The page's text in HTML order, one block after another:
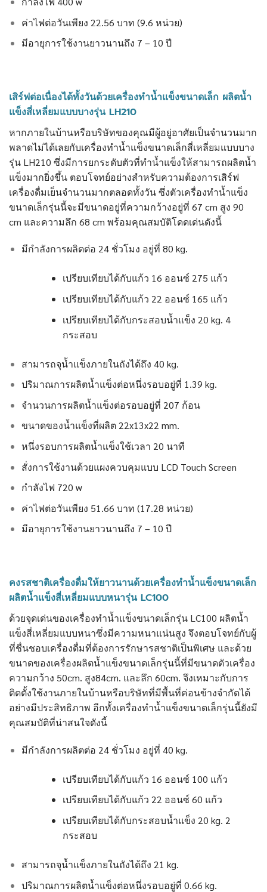
ค่าไฟต่อวันเพียง 22.56 บาท (9.6 หน่วย)
มีอายุการใช้งานยาวนานถึง 7 – 10 ปี
เสิร์ฟต่อเนื่องได้ทั้งวันด้วยเครื่องทำน้ำแข็งขนาดเล็ก ผลิตน้ำ
แข็งสี่เหลี่ยมแบบบางรุ่น LH210
หากภายในบ้านหรือบริษัทของคุณมีผู้อยู่อาศัยเป็นจำนวนมาก
พลาดไม่ได้เลยกับเครื่องทำน้ำแข็งขนาดเล็กสี่เหลี่ยมแบบบาง
รุ่น LH210 ซึ่งมีการยกระดับตัวที่ทำน้ำแข็งให้สามารถผลิตน้ำ
แข็งมากยิ่งขึ้น ตอบโจทย์อย่างสำหรับความต้องการเสิร์ฟ
เครื่องดื่มเย็นจำนวนมากตลอดทั้งวัน ซึ่งตัวเครื่องทำน้ำแข็ง
ขนาดเล็กรุ่นนี้จะมีขนาดอยู่ที่ความกว้างอยู่ที่ 67 cm สูง 90
cm และความลึก 68 cm พร้อมคุณสมบัติโดดเด่นดังนี้
มีกำลังการผลิตต่อ 24 ชั่วโมง อยู่ที่ 80 kg.
เปรียบเทียบได้กับแก้ว 16 ออนซ์ 275 แก้ว
เปรียบเทียบได้กับแก้ว 22 ออนซ์ 165 แก้ว
เปรียบเทียบได้กับกระสอบน้ำแข็ง 20 kg. 4
กระสอบ
สามารถจุน้ำแข็งภายในถังได้ถึง 40 kg.
ปริมาณการผลิตน้ำแข็งต่อหนึ่งรอบอยู่ที่ 1.39 kg.
จำนวนการผลิตน้ำแข็งต่อรอบอยู่ที่ 207 ก้อน
ขนาดของน้ำแข็งที่ผลิต 22x13x22 mm.
หนึ่งรอบการผลิตน้ำแข็งใช้เวลา 20 นาที
สั่งการใช้งานด้วยแผงควบคุมแบบ LCD Touch Screen
กำลังไฟ 720 w
ค่าไฟต่อวันเพียง 51.66 บาท (17.28 หน่วย)
มีอายุการใช้งานยาวนานถึง 7 – 10 ปี
คงรสชาติเครื่องดื่มให้ยาวนานด้วยเครื่องทำน้ำแข็งขนาดเล็ก
ผลิตน้ำแข็งสี่เหลี่ยมแบบหนารุ่น LC100
ด้วยจุดเด่นของเครื่องทำน้ำแข็งขนาดเล็กรุ่น LC100 ผลิตน้ำ
แข็งสี่เหลี่ยมแบบหนาซึ่งมีความหนาแน่นสูง จึงตอบโจทย์กับผู้
ที่ชื่นชอบเครื่องดื่มที่ต้องการรักษารสชาติเป็นพิเศษ และด้วย
ขนาดของเครื่องผลิตน้ำแข็งขนาดเล็กรุ่นนี้ที่มีขนาดตัวเครื่อง
ความกว้าง 50cm. สูง84cm. และลึก 60cm. จึงเหมาะกับการ
ติดตั้งใช้งานภายในบ้านหรือบริษัทที่มีพื้นที่ค่อนข้างจำกัดได้
อย่างมีประสิทธิภาพ อีกทั้งเครื่องทำน้ำแข็งขนาดเล็กรุ่นนี้ยังมี
คุณสมบัติที่น่าสนใจดังนี้
มีกำลังการผลิตต่อ 24 ชั่วโมง อยู่ที่ 40 kg.
เปรียบเทียบได้กับแก้ว 16 ออนซ์ 100 แก้ว
เปรียบเทียบได้กับแก้ว 22 ออนซ์ 60 แก้ว
เปรียบเทียบได้กับกระสอบน้ำแข็ง 20 kg. 2
กระสอบ
สามารถจุน้ำแข็งภายในถังได้ถึง 21 kg.
ปริมาณการผลิตน้ำแข็งต่อหนึ่งรอบอยู่ที่ 0.66 kg.